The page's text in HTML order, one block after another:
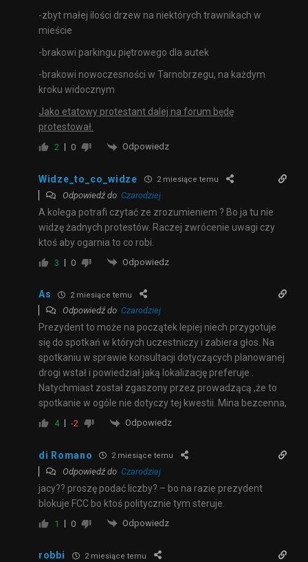
-zbyt małej ilości drzew na niektórych trawnikach w
mieście
-brakowi parkingu piętrowego dla autek
-brakowi nowoczesności w Tarnobrzegu, na każdym
kroku widocznym
Jako etatowy protestant dalej na forum będę
protestował.
2 0 Odpowiedz
Widze_to_co_widze 2 miesiące temu
Odpowiedź do Czarodziej
A kolega potrafi czytać ze zrozumieniem ? Bo ja tu nie
widzę żadnych protestów. Raczej zwrócenie uwagi czy
ktoś aby ogarnia to co robi.
3 0 Odpowiedz
As 2 miesiące temu
Odpowiedź do Czarodziej
Prezydent to może na początek lepiej niech przygotuje
się do spotkań w których uczestniczy i zabiera głos. Na
spotkaniu w sprawie konsultacji dotyczących planowanej
drogi wstał i powiedział jaką lokalizację preferuje .
Natychmiast został zgaszony przez prowadzącą ,że to
spotkanie w ogóle nie dotyczy tej kwestii. Mina bezcenna,
4 -2 Odpowiedz
di Romano 2 miesiące temu
Odpowiedź do Czarodziej
jacy?? proszę podać liczby? – bo na razie prezydent
blokuje FCC bo ktoś politycznie tym steruje.
1 0 Odpowiedz
robbi 2 miesiące temu